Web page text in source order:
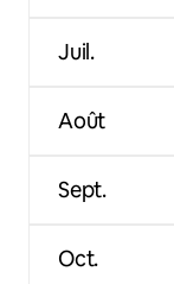
Juil.
Août
Sept.
Oct.